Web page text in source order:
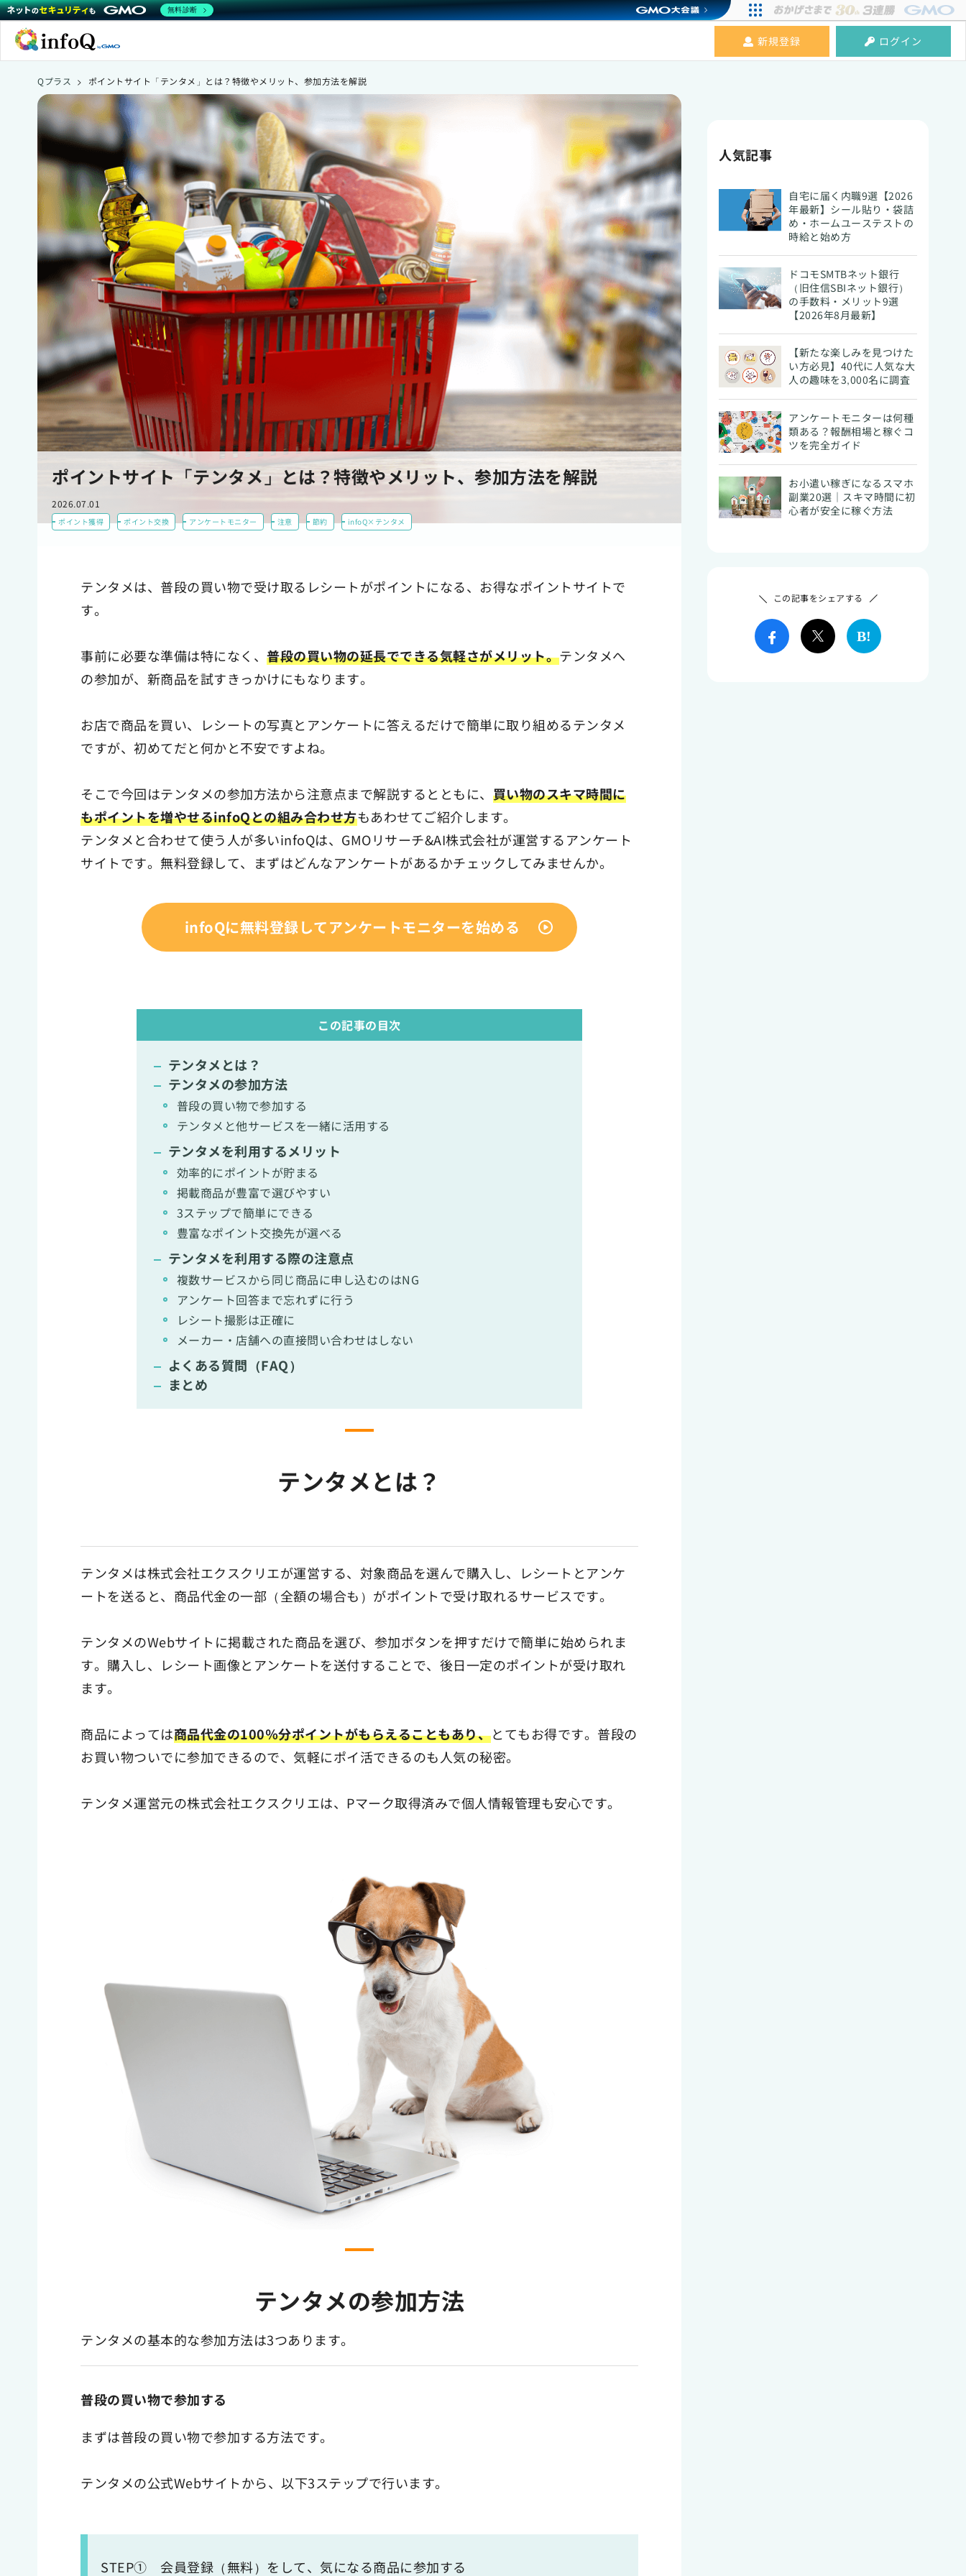
新規登録 ログイン
Qプラス > ポイントサイト「テンタメ」とは？特徴やメリット、参加方法を解説
ポイントサイト「テンタメ」とは？特徴やメリット、参加方法を解説
2026.07.01
ポイント獲得 ポイント交換 アンケートモニター 注意 節約 infoQ×テンタメ
テンタメは、普段の買い物で受け取るレシートがポイントになる、お得なポイントサイトで
す。
事前に必要な準備は特になく、 普段の買い物の延長でできる気軽さがメリット。テンタメへ
の参加が、新商品を試すきっかけにもなります。
お店で商品を買い、レシートの写真とアンケートに答えるだけで簡単に取り組めるテンタメ
ですが、初めてだと何かと不安ですよね。
そこで今回はテンタメの参加方法から注意点まで解説するとともに、 買い物のスキマ時間に
もポイントを増やせるinfoQとの組み合わせ方もあわせてご紹介します。
テンタメと合わせて使う人が多いinfoQは、GMOリサーチ&AI株式会社が運営するアンケート
サイトです。無料登録して、まずはどんなアンケートがあるかチェックしてみませんか。
infoQに無料登録してアンケートモニターを始める
この記事の目次
テンタメとは？
テンタメの参加方法
普段の買い物で参加する
テンタメと他サービスを一緒に活用する
テンタメを利用するメリット
効率的にポイントが貯まる
掲載商品が豊富で選びやすい
3ステップで簡単にできる
豊富なポイント交換先が選べる
テンタメを利用する際の注意点
複数サービスから同じ商品に申し込むのはNG
アンケート回答まで忘れずに行う
レシート撮影は正確に
メーカー・店舗への直接問い合わせはしない
よくある質問（FAQ）
まとめ
テンタメとは？
テンタメは株式会社エクスクリエが運営する、対象商品を選んで購入し、レシートとアンケ
ートを送ると、商品代金の一部（全額の場合も）がポイントで受け取れるサービスです。
テンタメのWebサイトに掲載された商品を選び、参加ボタンを押すだけで簡単に始められま
す。購入し、レシート画像とアンケートを送付することで、後日一定のポイントが受け取れ
ます。
商品によっては商品代金の100％分ポイントがもらえることもあり、とてもお得です。普段の
お買い物ついでに参加できるので、気軽にポイ活できるのも人気の秘密。
テンタメ運営元の株式会社エクスクリエは、Pマーク取得済みで個人情報管理も安心です。
テンタメの参加方法
テンタメの基本的な参加方法は3つあります。
普段の買い物で参加する
まずは普段の買い物で参加する方法です。
テンタメの公式Webサイトから、以下3ステップで行います。
STEP① 会員登録（無料）をして、気になる商品に参加する
人気記事
自宅に届く内職9選【2026
年最新】シール貼り・袋詰
め・ホームユーステストの
時給と始め方
ドコモSMTBネット銀行
（旧住信SBIネット銀行）
の手数料・メリット9選
【2026年8月最新】
【新たな楽しみを見つけた
い方必見】40代に人気な大
人の趣味を3,000名に調査
アンケートモニターは何種
類ある？報酬相場と稼ぐコ
ツを完全ガイド
お小遣い稼ぎになるスマホ
副業20選｜スキマ時間に初
心者が安全に稼ぐ方法
この記事をシェアする
無料診断